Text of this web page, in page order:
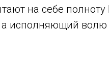
на себе
а исполняющий